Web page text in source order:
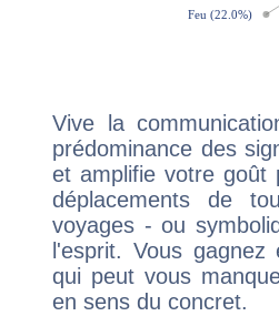
Vive la
prédominance des
et amplifie votre goût
déplacements de
voyages - ou
l'esprit. Vous
qui peut vous
en sens du concret.